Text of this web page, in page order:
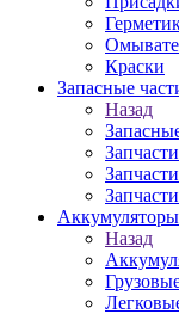
Краски
Запасные
Назад
Аккумуляторы
Назад